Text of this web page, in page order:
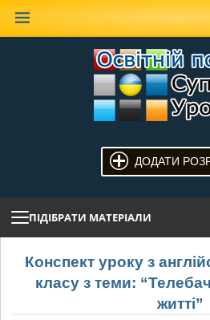
ДОДАТИ
ПІДІБРАТИ МАТЕРІАЛИ
Конспект уроку з
класу з теми:
житті”